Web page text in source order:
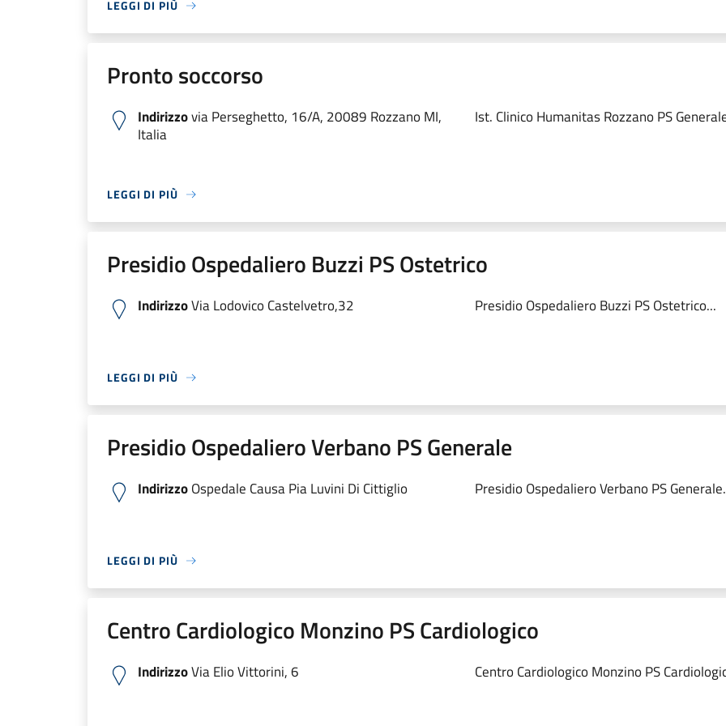
LEGGI DI PIÙ
Pronto soccorso
Indirizzovia Perseghetto, 16/A, 20089 Rozzano MI,
Italia
Ist. Clinico Humanitas Rozzano PS
LEGGI DI PIÙ
Presidio Ospedaliero Buzzi PS Ostetrico
IndirizzoVia Lodovico Castelvetro,32 Presidio Ospedaliero Buzzi PS Ostetrico...
LEGGI DI PIÙ
Presidio Ospedaliero Verbano PS Generale
IndirizzoOspedale Causa Pia Luvini Di Cittiglio Presidio Ospedaliero Verbano PS
LEGGI DI PIÙ
Centro Cardiologico Monzino PS Cardiologico
IndirizzoVia Elio Vittorini, 6 Centro Cardiologico Monzino PS